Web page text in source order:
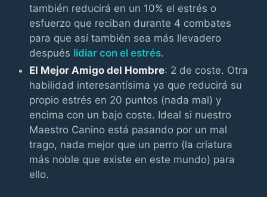
también reducirá en un 10% el estrés o
esfuerzo que reciban durante 4 combates
para que así también sea más llevadero
después lidiar con el estrés.
El Mejor Amigo del Hombre: 2 de coste. Otra
habilidad interesantísima ya que reducirá su
propio estrés en 20 puntos (nada mal) y
encima con un bajo coste. Ideal si nuestro
Maestro Canino está pasando por un mal
trago, nada mejor que un perro (la criatura
más noble que existe en este mundo) para
ello.